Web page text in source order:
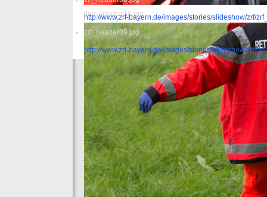
flug_header10.jpg
http://www.zrf-bayern.de/images/stories/slideshow/zrf/
zrf_header09.jpg
http://www.zrf-bayern.de/images/stories/slideshow/zrf/
Start
© 2016
Falls
beim